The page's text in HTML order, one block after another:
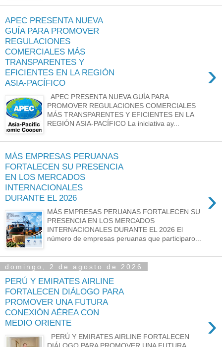
APEC PRESENTA NUEVA
GUÍA PARA PROMOVER
REGULACIONES
COMERCIALES MÁS
TRANSPARENTES Y
EFICIENTES EN LA REGIÓN
ASIA-PACÍFICO
›
APEC PRESENTA NUEVA GUÍA PARA
PROMOVER REGULACIONES COMERCIALES
MÁS TRANSPARENTES Y EFICIENTES EN LA
REGIÓN ASIA-PACÍFICO La iniciativa ay...
MÁS EMPRESAS PERUANAS
FORTALECEN SU PRESENCIA
EN LOS MERCADOS
INTERNACIONALES
DURANTE EL 2026
›
MÁS EMPRESAS PERUANAS FORTALECEN SU
PRESENCIA EN LOS MERCADOS
INTERNACIONALES DURANTE EL 2026 El
número de empresas peruanas que participaro...
domingo, 2 de agosto de 2026
PERÚ Y EMIRATES AIRLINE
FORTALECEN DIÁLOGO PARA
PROMOVER UNA FUTURA
CONEXIÓN AÉREA CON
MEDIO ORIENTE
›
PERÚ Y EMIRATES AIRLINE FORTALECEN